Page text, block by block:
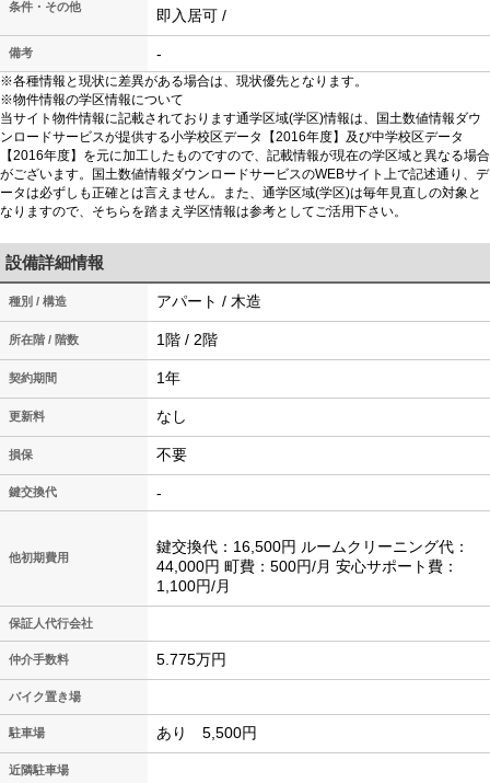
条件・その他 即入居可 /
備考 -
※各種情報と現状に差異がある場合は、現状優先となります。
※物件情報の学区情報について
当サイト物件情報に記載されております通学区域(学区)情報は、国土数値情報ダウ
ンロードサービスが提供する小学校区データ【2016年度】及び中学校区データ
【2016年度】を元に加工したものですので、記載情報が現在の学区域と異なる場合
がございます。国土数値情報ダウンロードサービスのWEBサイト上で記述通り、デ
ータは必ずしも正確とは言えません。また、通学区域(学区)は毎年見直しの対象と
なりますので、そちらを踏まえ学区情報は参考としてご活用下さい。
設備詳細情報
種別 / 構造 アパート / 木造
所在階 / 階数 1階 / 2階
契約期間 1年
更新料 なし
損保 不要
鍵交換代 -
他初期費用
鍵交換代：16,500円 ルームクリーニング代：
44,000円 町費：500円/月 安心サポート費：
1,100円/月
保証人代行会社
仲介手数料 5.775万円
バイク置き場
駐車場 あり 5,500円
近隣駐車場